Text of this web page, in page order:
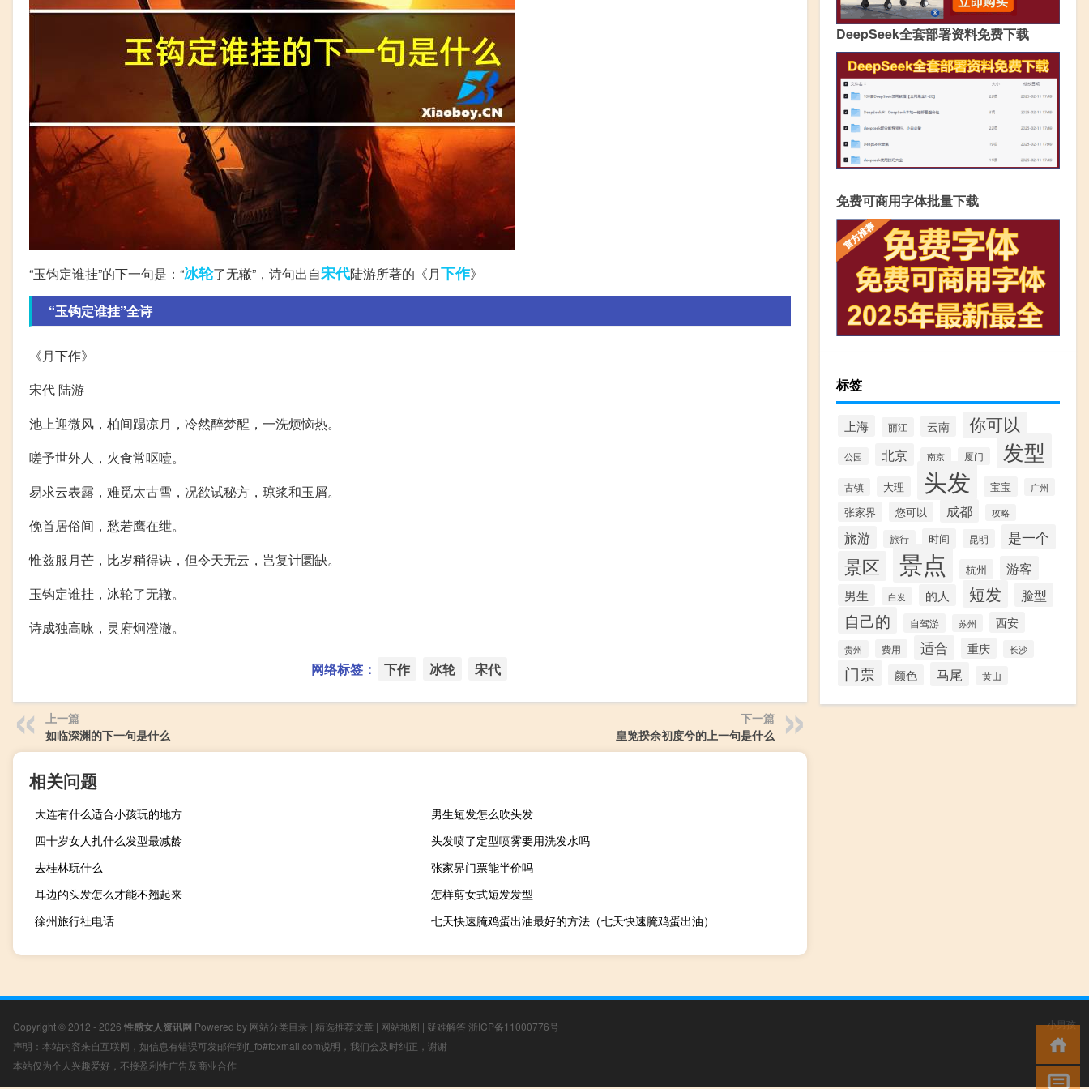
“玉钩定谁挂”的下一句是：“冰轮了无辙”，诗句出自宋代陆游所著的《月下作》
“玉钩定谁挂”全诗
《月下作》
宋代 陆游
池上迎微风，柏间蹋凉月，冷然醉梦醒，一洗烦恼热。
嗟予世外人，火食常呕噎。
易求云表露，难觅太古雪，况欲试秘方，琼浆和玉屑。
俛首居俗间，愁若鹰在绁。
惟兹服月芒，比岁稍得诀，但令天无云，岂复计圜缺。
玉钩定谁挂，冰轮了无辙。
诗成独高咏，灵府炯澄澈。
网络标签： 下作 冰轮 宋代
上一篇
如临深渊的下一句是什么
下一篇
皇览揆余初度兮的上一句是什么
相关问题
大连有什么适合小孩玩的地方
男生短发怎么吹头发
四十岁女人扎什么发型最减龄
头发喷了定型喷雾要用洗发水吗
去桂林玩什么
张家界门票能半价吗
耳边的头发怎么才能不翘起来
怎样剪女式短发发型
徐州旅行社电话
七天快速腌鸡蛋出油最好的方法（七天快速腌鸡蛋出油）
DeepSeek全套部署资料免费下载
免费可商用字体批量下载
标签
上海 丽江 云南 你可以
公园 北京 南京 厦门 发型
古镇 大理 头发 宝宝 广州
张家界 您可以 成都 攻略
旅游 旅行 时间 昆明 是一个
景区 景点 杭州 游客
男生 白发 的人 短发 脸型
自己的 自驾游 苏州 西安
贵州 费用 适合 重庆 长沙
门票 颜色 马尾 黄山
Copyright © 2012 - 2026 性感女人资讯网 Powered by 网站分类目录 | 精选推荐文章 | 网站地图 | 疑难解答 浙ICP备11000776号
声明：本站内容来自互联网，如信息有错误可发邮件到f_fb#foxmail.com说明，我们会及时纠正，谢谢
本站仅为个人兴趣爱好，不接盈利性广告及商业合作
小男孩